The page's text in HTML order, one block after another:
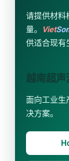
请提供材料
量。
Viet
供适合现有
越南超声
面向工业生
决方案。